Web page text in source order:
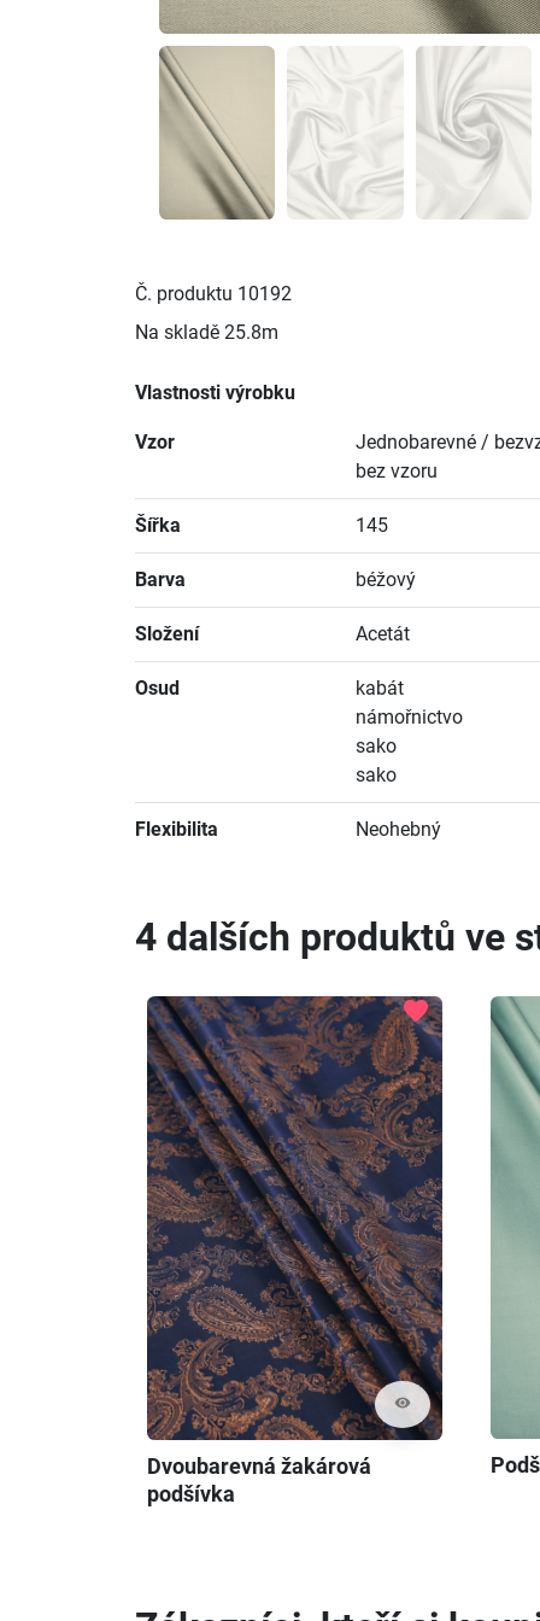
Č. produktu 10192
Na skladě 25.8m
Vlastnosti výrobku
Vzor
Jednobarevné /
bez vzoru
Šířka 145
Barva béžový
Složení Acetát
Osud
kabát
námořnictvo
sako
sako
Flexibilita Neohebný
4 dalších produktů ve
visibility
favorite
Dvoubarevná žakárová
podšívka